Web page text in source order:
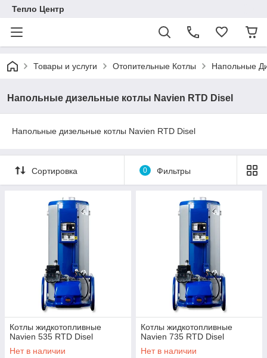
Тепло Центр
Товары и услуги Отопительные Котлы Напольные
Напольные дизельные котлы Navien RTD Disel
Напольные дизельные котлы Navien RTD Disel
Сортировка 0 Фильтры
Котлы жидкотопливные
Navien 535 RTD Disel
Нет в наличии
Котлы жидкотопливные
Navien 735 RTD Disel
Нет в наличии